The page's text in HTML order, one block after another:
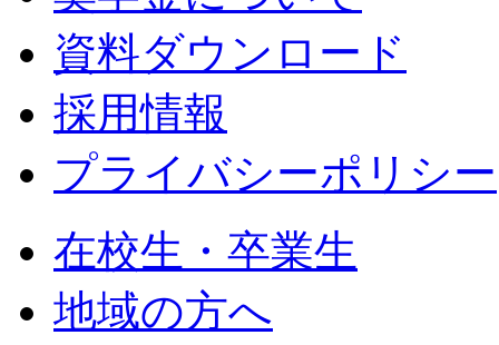
資料ダウンロード
採用情報
プライバシーポリシー
在校生・卒業生
地域の方へ